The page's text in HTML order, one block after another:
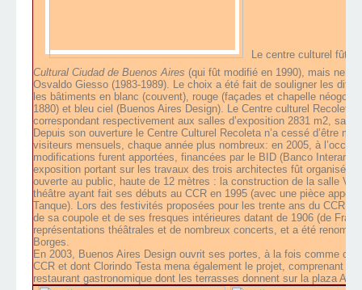
Le centre culturel fût
Cultural Ciudad de Buenos Aires (qui fût modifié en 1990), mais ne
Osvaldo Giesso (1983-1989). Le choix a été fait de souligner les
les bâtiments en blanc (couvent), rouge (façades et chapelle
1880) et bleu ciel (Buenos Aires Design). Le Centre culturel Recoleta
correspondant respectivement aux salles d’exposition 2831 m2,
Depuis son ouverture le Centre Culturel Recoleta n’a cessé d’être
visiteurs mensuels, chaque année plus nombreux: en 2005, à
modifications furent apportées, financées par le BID (Banco
exposition portant sur les travaux des trois architectes fût organisée.
ouverte au public, haute de 12 mètres : la construction de la salle
théâtre ayant fait ses débuts au CCR en 1995 (avec une pièce
Tanque). Lors des festivités proposées pour les trente ans du CCR,
de sa coupole et de ses fresques intérieures datant de 1906 (de
représentations théâtrales et de nombreux concerts, et a été
Borges.
En 2003, Buenos Aires Design ouvrit ses portes, à la fois comme
CCR et dont Clorindo Testa mena également le projet, comprenant
restaurant gastronomique dont les terrasses donnent sur la plaza